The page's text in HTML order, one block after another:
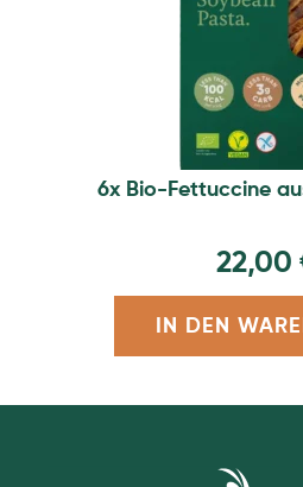
6x Bio-Fettuccine
22,00
IN DEN